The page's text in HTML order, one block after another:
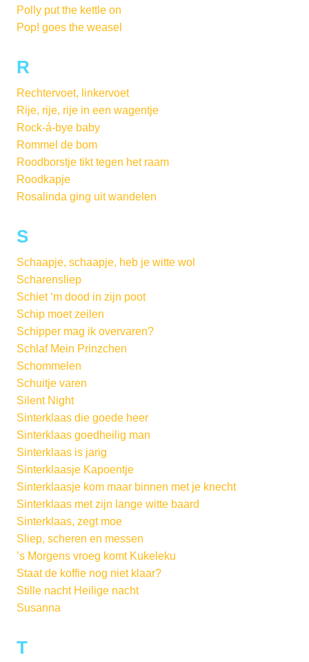
Polly put the kettle on
Pop! goes the weasel
R
Rechtervoet, linkervoet
Rije, rije, rije in een wagentje
Rock-á-bye baby
Rommel de bom
Roodborstje tikt tegen het raam
Roodkapje
Rosalinda ging uit wandelen
S
Schaapje, schaapje, heb je witte wol
Scharensliep
Schiet ‘m dood in zijn poot
Schip moet zeilen
Schipper mag ik overvaren?
Schlaf Mein Prinzchen
Schommelen
Schuitje varen
Silent Night
Sinterklaas die goede heer
Sinterklaas goedheilig man
Sinterklaas is jarig
Sinterklaasje Kapoentje
Sinterklaasje kom maar binnen met je knecht
Sinterklaas met zijn lange witte baard
Sinterklaas, zegt moe
Sliep, scheren en messen
’s Morgens vroeg komt Kukeleku
Staat de koffie nog niet klaar?
Stille nacht Heilige nacht
Susanna
T